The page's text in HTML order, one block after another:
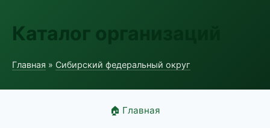
Каталог организаций
Главная » Сибирский федеральный округ
🏠 Главная